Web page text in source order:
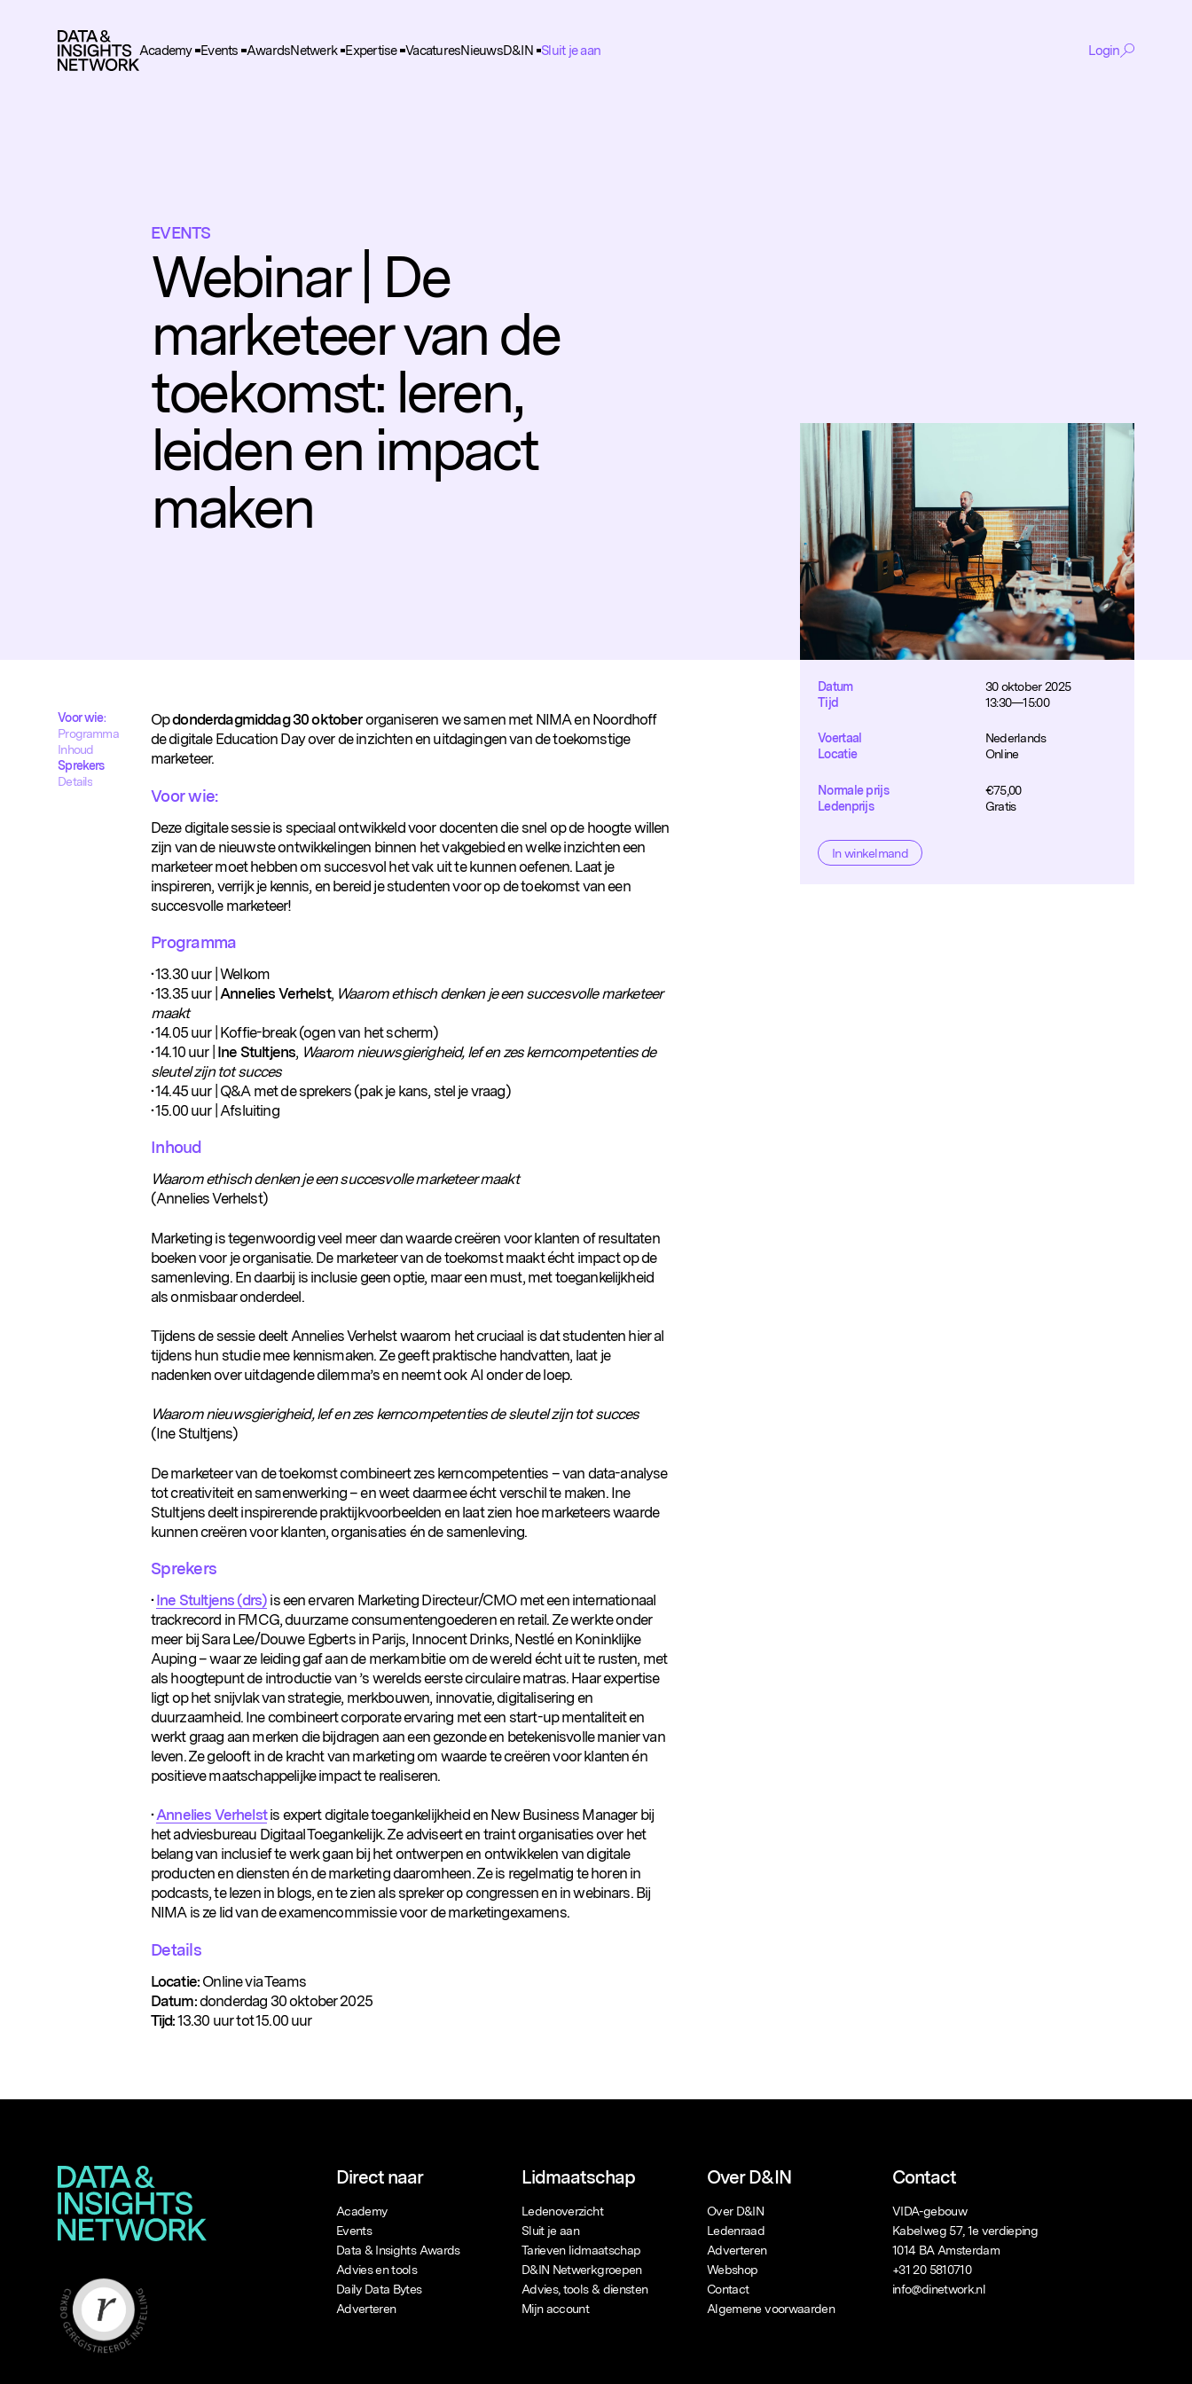
Academy Events AwardsNetwerk Expertise VacaturesNieuwsD&IN Sluit je aan Login
EVENTS
Webinar | De
marketeer van de
toekomst: leren,
leiden en impact
maken
Voor wie:
Programma
Inhoud
Sprekers
Details
Opdonderdagmiddag 30 oktoberorganiseren we samen met NIMA en Noordhoff
de digitale Education Day over de inzichten en uitdagingen van de toekomstige
marketeer.
Voor wie:
Deze digitale sessie is speciaal ontwikkeld voor docenten die snel op de hoogte willen
zijn van de nieuwste ontwikkelingen binnen het vakgebied en welke inzichten een
marketeer moet hebben om succesvol het vak uit te kunnen oefenen. Laat je
inspireren, verrijk je kennis, en bereid je studenten voor op de toekomst van een
succesvolle marketeer!
Programma
• 13.30 uur | Welkom
• 13.35 uur | Annelies Verhelst, Waarom ethisch denken je een succesvolle marketeer
maakt
• 14.05 uur | Koffie-break (ogen van het scherm)
• 14.10 uur | Ine Stultjens, Waarom nieuwsgierigheid, lef en zes kerncompetenties de
sleutel zijn tot succes
• 14.45 uur | Q&A met de sprekers (pak je kans, stel je vraag)
• 15.00 uur | Afsluiting
Inhoud
Waarom ethisch denken je een succesvolle marketeer maakt
(Annelies Verhelst)
Marketing is tegenwoordig veel meer dan waarde creëren voor klanten of resultaten
boeken voor je organisatie. De marketeer van de toekomst maakt écht impact op de
samenleving. En daarbij is inclusie geen optie, maar een must, met toegankelijkheid
als onmisbaar onderdeel.
Tijdens de sessie deelt Annelies Verhelst waarom het cruciaal is dat studenten hier al
tijdens hun studie mee kennismaken. Ze geeft praktische handvatten, laat je
nadenken over uitdagende dilemma’s en neemt ook AI onder de loep.
Waarom nieuwsgierigheid, lef en zes kerncompetenties de sleutel zijn tot succes
(Ine Stultjens)
De marketeer van de toekomst combineert zes kerncompetenties – van data-analyse
tot creativiteit en samenwerking – en weet daarmee écht verschil te maken. Ine
Stultjens deelt inspirerende praktijkvoorbeelden en laat zien hoe marketeers waarde
kunnen creëren voor klanten, organisaties én de samenleving.
Sprekers
•Ine Stultjens (drs) is een ervaren Marketing Directeur/CMO met een internationaal
trackrecord in FMCG, duurzame consumentengoederen en retail. Ze werkte onder
meer bij Sara Lee/Douwe Egberts in Parijs, Innocent Drinks, Nestlé en Koninklijke
Auping – waar ze leiding gaf aan de merkambitie om de wereld écht uit te rusten, met
als hoogtepunt de introductie van ’s werelds eerste circulaire matras. Haar expertise
ligt op het snijvlak van strategie, merkbouwen, innovatie, digitalisering en
duurzaamheid. Ine combineert corporate ervaring met een start-up mentaliteit en
werkt graag aan merken die bijdragen aan een gezonde en betekenisvolle manier van
leven. Ze gelooft in de kracht van marketing om waarde te creëren voor klanten én
positieve maatschappelijke impact te realiseren.
•Annelies Verhelst is expert digitale toegankelijkheid en New Business Manager bij
het adviesbureau Digitaal Toegankelijk. Ze adviseert en traint organisaties over het
belang van inclusief te werk gaan bij het ontwerpen en ontwikkelen van digitale
producten en diensten én de marketing daaromheen. Ze is regelmatig te horen in
podcasts, te lezen in blogs, en te zien als spreker op congressen en in webinars. Bij
NIMA is ze lid van de examencommissie voor de marketingexamens.
Details
Locatie: Online via Teams
Datum:donderdag 30 oktober 2025
Tijd:13.30 uur tot 15.00 uur
Datum
30 oktober 2025
Tijd
13:30—15:00
Voertaal
Nederlands
Locatie
Online
Normale prijs €75,00
Ledenprijs
Gratis
In winkelmand
Direct naar
Academy
Events
Data & Insights Awards
Advies en tools
Daily Data Bytes
Adverteren
Lidmaatschap
Ledenoverzicht
Sluit je aan
Tarieven lidmaatschap
D&IN Netwerkgroepen
Advies, tools & diensten
Mijn account
Over D&IN
Over D&IN
Ledenraad
Adverteren
Webshop
Contact
Algemene voorwaarden
Contact
VIDA-gebouw
Kabelweg 57, 1e verdieping
1014 BA Amsterdam
+31 20 5810710
info@dinetwork.nl
Deze worden gebruikt om je surfgedrag te volgen, zodat we gepersonaliseerde content
en advertenties kunnen tonen.